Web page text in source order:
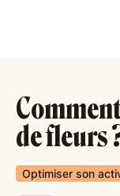
de fleurs
Optimiser son